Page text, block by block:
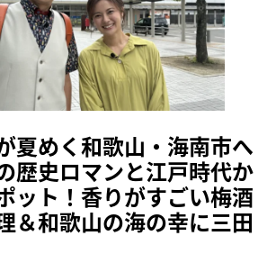
夏めく和歌山・海南市へ
歴史ロマンと江戸時代か
ット！香りがすごい梅酒
＆和歌山の海の幸に三田